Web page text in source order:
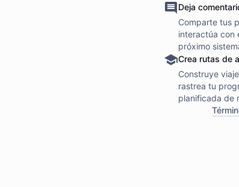
Deja
Comparte tus
interactúa con
próximo
Crea rutas de
Construye
rastrea tu
planificada de